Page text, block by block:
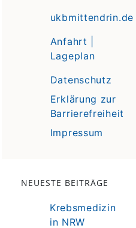
ukbmittendrin.de
Anfahrt |
Lageplan
Datenschutz
Erklärung zur
Barrierefreiheit
Impressum
NEUESTE BEITRÄGE
Krebsmedizin
in NRW